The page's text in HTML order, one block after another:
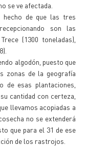
se ve afectada.
de que las tres
son las
(1300 toneladas),
algodón, puesto que
zonas de la geografía
de esas plantaciones,
cantidad con certeza,
llevamos acopiadas a
no se extenderá
que para el 31 de ese
de los rastrojos.